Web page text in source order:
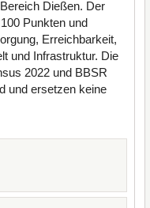
Dießen. Der
Punkten und
Erreichbarkeit,
und Infrastruktur. Die
2022 und BBSR
und ersetzen keine